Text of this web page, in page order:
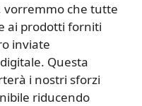
vorremmo che tutte
ai prodotti forniti
inviate
Questa
i nostri sforzi
riducendo